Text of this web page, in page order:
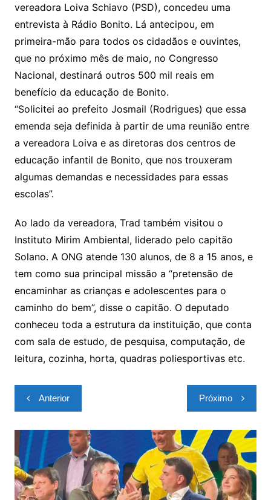
vereadora Loiva Schiavo (PSD), concedeu uma
entrevista à Rádio Bonito. Lá antecipou, em
primeira-mão para todos os cidadãos e ouvintes,
que no próximo mês de maio, no Congresso
Nacional, destinará outros 500 mil reais em
benefício da educação de Bonito.
“Solicitei ao prefeito Josmail (Rodrigues) que essa
emenda seja definida à partir de uma reunião entre
a vereadora Loiva e as diretoras dos centros de
educação infantil de Bonito, que nos trouxeram
algumas demandas e necessidades para essas
escolas”.
Ao lado da vereadora, Trad também visitou o
Instituto Mirim Ambiental, liderado pelo capitão
Solano. A ONG atende 130 alunos, de 8 a 15 anos, e
tem como sua principal missão a “pretensão de
encaminhar as crianças e adolescentes para o
caminho do bem”, disse o capitão. O deputado
conheceu toda a estrutura da instituição, que conta
com sala de estudo, de pesquisa, computação, de
leitura, cozinha, horta, quadras poliesportivas etc.
Navegação
de
Post
Anterior Próximo